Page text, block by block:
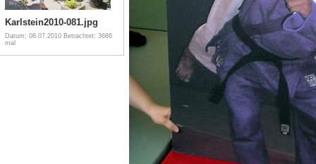
Karlstein2010-081.jpg
Datum: 08.07.2010 Betrachtet: 3686
mal